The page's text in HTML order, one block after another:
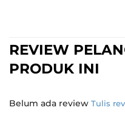
REVIEW
PRODUK INI
Belum ada review Tulis